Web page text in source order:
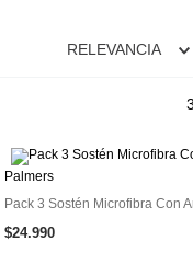
RELEVANCIA
Palmers
Pack 3 Sostén Microfibra Con
$24.990